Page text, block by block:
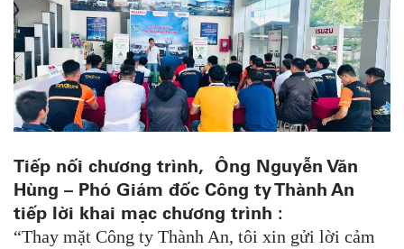
Tiếp nối chương trình, Ông Nguyễn Văn
Hùng – Phó Giám đốc Công ty Thành An
tiếp lời khai mạc chương trình :
“Thay mặt Công ty Thành An, tôi xin gửi lời cảm